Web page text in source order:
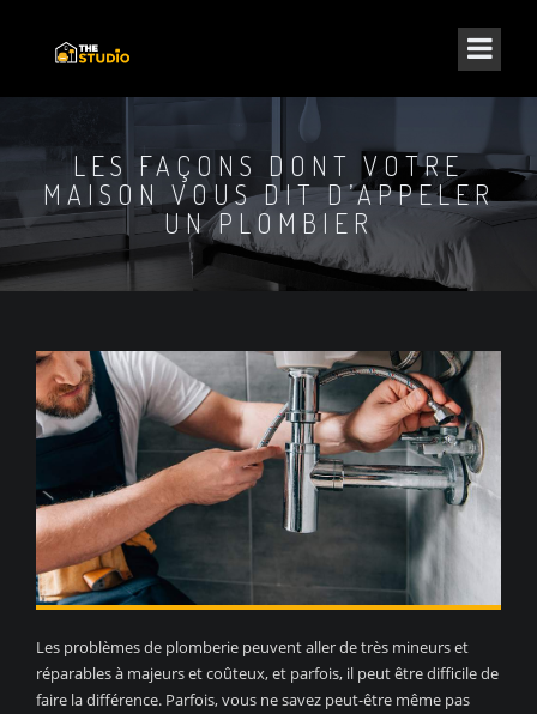
LES FAÇONS DONT VOTRE
MAISON VOUS DIT D’APPELER
UN PLOMBIER
Les problèmes de plomberie peuvent aller de très mineurs et
réparables à majeurs et coûteux, et parfois, il peut être difficile de
faire la différence. Parfois, vous ne savez peut-être même pas